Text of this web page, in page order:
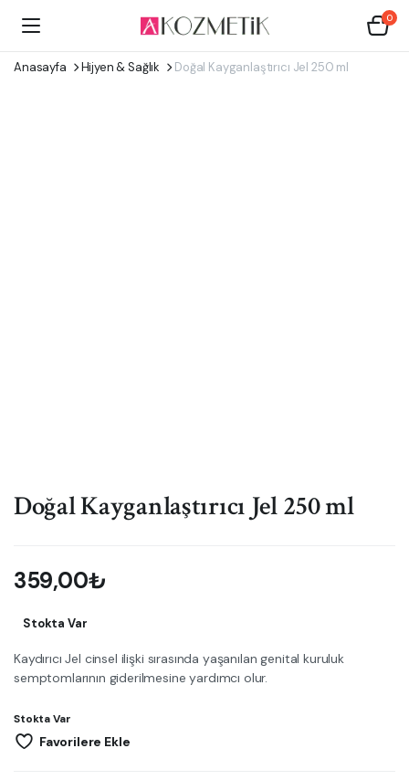
0
Anasayfa Hijyen & Sağlık Doğal Kayganlaştırıcı Jel 250 ml
Doğal Kayganlaştırıcı Jel 250 ml
359,00₺
Stokta Var
Kaydırıcı Jel cinsel ilişki sırasında yaşanılan genital kuruluk
semptomlarının giderilmesine yardımcı olur.
Stokta Var
Favorilere Ekle